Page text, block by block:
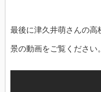
最後に津久井萌さんの高
景の動画をご覧ください。